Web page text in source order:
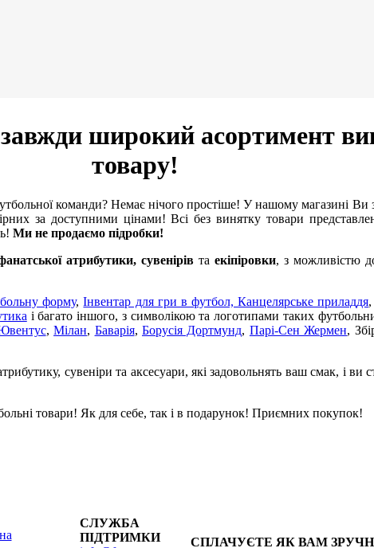
широкий асортимент
товару!
команди? Немає нічого простіше! У нашому магазині Ви
за доступними цінами! Всі без винятку товари
Ми не продаємо підробки!
атрибутики, сувенірів та екіпіровки, з можливістю
форму,Інвентар для гри в футбол,Канцелярське приладдя
і багато іншого, з символікою та логотипами таких
,Мілан, Баварія, Борусія Дортмунд, Парі-Сен Жермен,
сувеніри та аксесуари, які задовольнять ваш смак, і
товари! Як для себе, так і в подарунок! Приємних покупок!
СЛУЖБА
ПІДТРИМКИ
СПЛАЧУЄТЕ ЯК ВАМ